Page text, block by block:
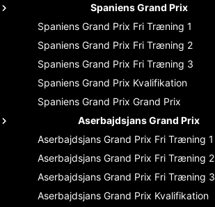
Spaniens Grand Prix
Spaniens Grand Prix Fri Træning 1
Spaniens Grand Prix Fri Træning 2
Spaniens Grand Prix Fri Træning 3
Spaniens Grand Prix Kvalifikation
Spaniens Grand Prix Grand Prix
Aserbajdsjans Grand Prix
Aserbajdsjans Grand Prix Fri Træning 1
Aserbajdsjans Grand Prix Fri Træning 2
Aserbajdsjans Grand Prix Fri Træning 3
Aserbajdsjans Grand Prix Kvalifikation